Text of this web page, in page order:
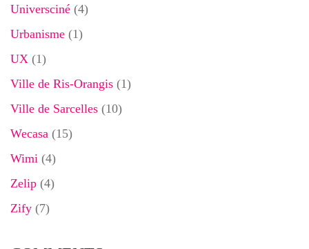
Universciné (4)
Urbanisme (1)
UX (1)
Ville de Ris-Orangis (1)
Ville de Sarcelles (10)
Wecasa (15)
Wimi (4)
Zelip (4)
Zify (7)